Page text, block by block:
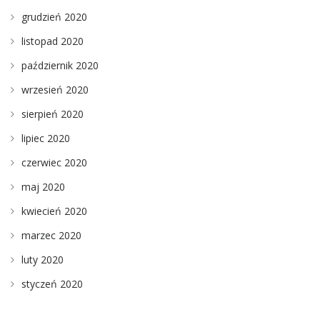
grudzień 2020
listopad 2020
październik 2020
wrzesień 2020
sierpień 2020
lipiec 2020
czerwiec 2020
maj 2020
kwiecień 2020
marzec 2020
luty 2020
styczeń 2020